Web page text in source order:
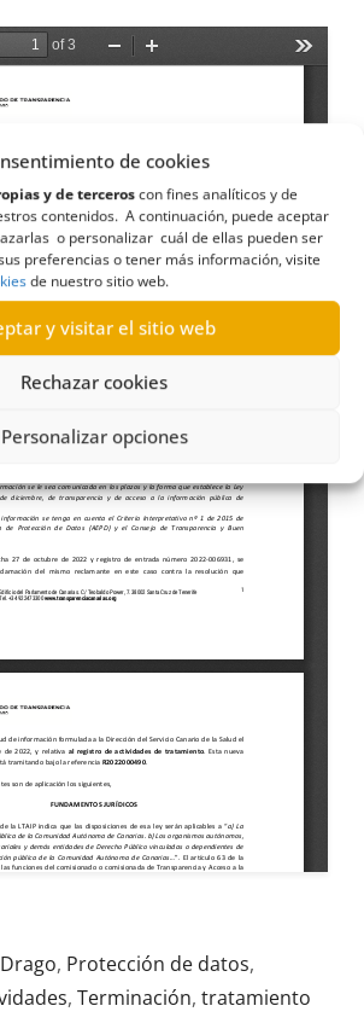
de cookies
y de terceroscon fines analíticos y de
contenidos. A continuación, puede aceptar
o personalizar cuál de ellas pueden ser
preferencias o tener más información, visite
de nuestro sitio web.
y visitar el sitio web
Rechazar cookies
Personalizar opciones
, Protección de datos,
, Terminación, tratamiento